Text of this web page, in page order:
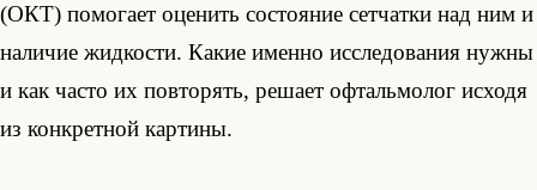
(ОКТ) помогает оценить состояние сетчатки над ним и
наличие жидкости. Какие именно исследования нужны
и как часто их повторять, решает офтальмолог исходя
из конкретной картины.